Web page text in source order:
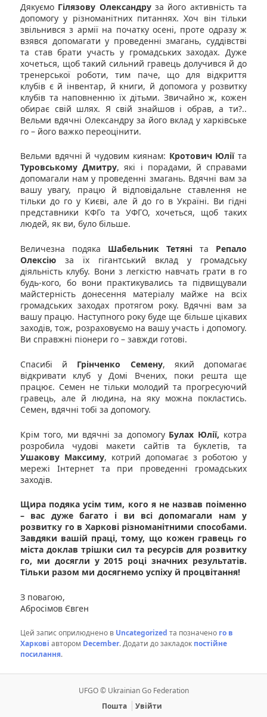
Дякуємо Гілязову Олександруза його активність та
допомогу у різноманітних питаннях. Хоч він тільки
звільнився з армії на початку осені, проте одразу ж
взявся допомагати у проведенні змагань, суддівстві
та став брати участь у громадських заходах. Дуже
хочеться, щоб такий сильний гравець долучився й до
тренерської роботи, тим паче, що для відкриття
клубів є й інвентар, й книги, й допомога у розвитку
клубів та наповненню їх дітьми. Звичайно ж, кожен
обирає свій шлях. Я свій знайшов і обрав, а ти?..
Вельми вдячні Олександру за його вклад у харківське
го – його важко переоцінити.
Вельми вдячні й чудовим киянам: Кротович Юліїта
Туровському Дмитру, які і порадами, й справами
допомагали нам у проведенні змагань. Вдячні вам за
вашу увагу, працю й відповідальне ставлення не
тільки до го у Києві, але й до го в Україні. Ви гідні
представники КФГо та УФГО, хочеться, щоб таких
людей, як ви, було більше.
Величезна подяка Шабельник Тетяні та Репало
Олексію за їх гігантський вклад у громадську
діяльність клубу. Вони з легкістю навчать грати в го
будь-кого, бо вони практикувались та підвищували
майстерність донесення матеріалу майже на всіх
громадських заходах протягом року. Вдячні вам за
вашу працю. Наступного року буде ще більше цікавих
заходів, тож, розраховуємо на вашу участь і допомогу.
Ви справжні піонери го – завжди готові.
Спасибі й Грінченко Семену, який допомагає
відкривати клуб у Домі Вчених, поки решта ще
працює. Семен не тільки молодий та прогресуючий
гравець, але й людина, на яку можна покластись.
Семен, вдячні тобі за допомогу.
Крім того, ми вдячні за допомогу Булах Юлії, котра
розробила чудові макети сайтів та буклетів, та
Ушакову Максиму, котрий допомагає з роботою у
мережі Інтернет та при проведенні громадських
заходів.
Щира подяка усім тим, кого я не назвав поіменно
– вас дуже багато і ви всі допомагали нам у
розвитку го в Харкові різноманітними способами.
Завдяки вашій праці, тому, що кожен гравець го
міста доклав трішки сил та ресурсів для розвитку
го, ми досягли у 2015 році значних результатів.
Тільки разом ми досягнемо успіху й процвітання!
З повагою,
Абросімов Євген
Цей запис оприлюднено в Uncategorized та позначено го в
Харкові автором December. Додати до закладок постійне
посилання.
UFGO © Ukrainian Go Federation
Пошта
Увійти